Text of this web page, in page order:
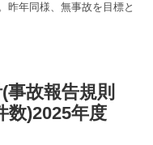
昨年同様、無事故を目標と
故報告規則
数)2025年度